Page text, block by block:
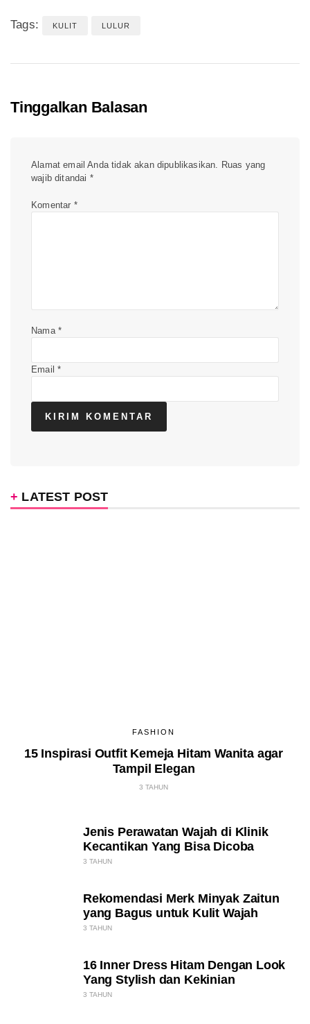
Tags: KULIT LULUR
Tinggalkan Balasan
Alamat email Anda tidak akan dipublikasikan. Ruas yang
wajib ditandai *
Komentar *
Nama *
Email*
LATEST POST
FASHION
15 Inspirasi Outfit Kemeja Hitam Wanita agar
Tampil Elegan
3 TAHUN
Jenis Perawatan Wajah di Klinik
Kecantikan Yang Bisa Dicoba
3 TAHUN
Rekomendasi Merk Minyak Zaitun
yang Bagus untuk Kulit Wajah
3 TAHUN
16 Inner Dress Hitam Dengan Look
Yang Stylish dan Kekinian
3 TAHUN